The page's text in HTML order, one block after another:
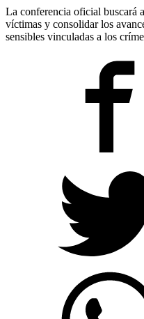
La conferencia oficial buscará
víctimas y consolidar los
sensibles vinculadas a los